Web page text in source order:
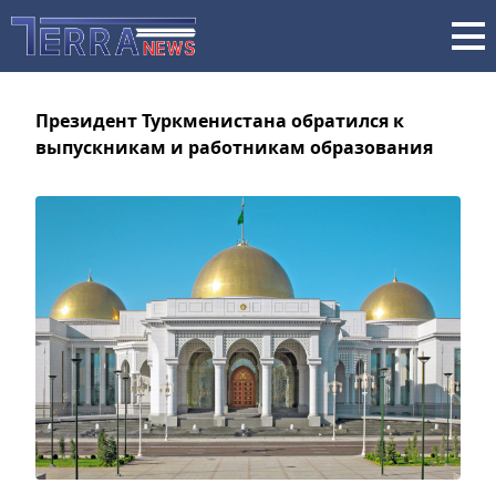
Президент Туркменистана обратился к
выпускникам и работникам образования